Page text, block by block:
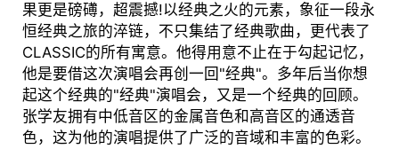
果更是磅礡，超震撼!以经典之火的元素，象征一段永
恒经典之旅的淬链，不只集结了经典歌曲，更代表了
CLASSIC的所有寓意。他得用意不止在于勾起记忆，
他是要借这次演唱会再创一回"经典"。多年后当你想
起这个经典的"经典"演唱会，又是一个经典的回顾。
张学友拥有中低音区的金属音色和高音区的通透音
色，这为他的演唱提供了广泛的音域和丰富的色彩。